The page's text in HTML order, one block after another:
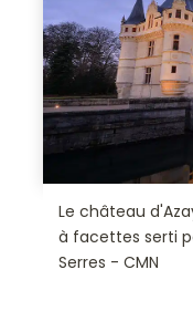
Le château
à facettes serti
Serres - CMN